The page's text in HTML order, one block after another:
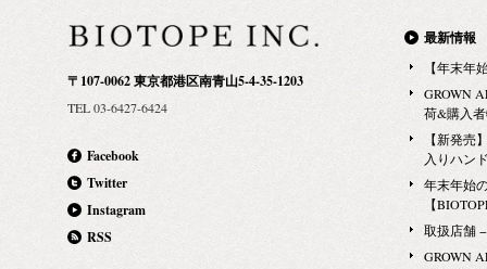
MR.SMITH
ブランド名
ド創設国：
14種 日本発
伊勢丹新宿
売元 ｜
〒107-0062 東京都港区南青山5-4-35-1203
TEL 03-6427-6424
Facebook
Twitter
Instagram
RSS
最新情報
【年末年
GROWN
荷&購入
【新発売
入りハン
年末年始
【
取扱店舗
GROWN